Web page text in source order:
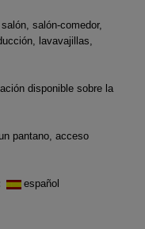
salón-comedor,
lavavajillas,
disponible sobre la
pantano, acceso
español